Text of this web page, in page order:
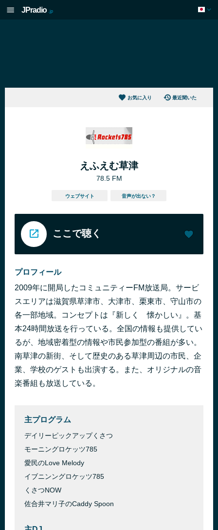
JPradio .jp
お気に入り 最近聞いた
えふえむ草津
78.5 FM
ウェブサイト 音声が出ない？
ここで聴く
プロフィール
2009年に開局したコミュニティーFM放送局。サービ
スエリアは滋賀県草津市、大津市、栗東市、守山市の
各一部地域。コンセプトは『新しく 懐かしい』。基
本24時間放送を行っている。全国の情報も提供してい
るが、地域密着型の情報や市民参加型の番組が多い。
南草津の新街、そして歴史のある草津周辺の市民、企
業、学校のゲストも出演する。また、オリジナルの音
楽番組も放送している。
主プログラム
デイリーピックアップくさつ
モーニングロケッツ785
愛民のLove Melody
イブニンングロケッツ785
くさつNOW
佐合井マリ子のCaddy Spoon